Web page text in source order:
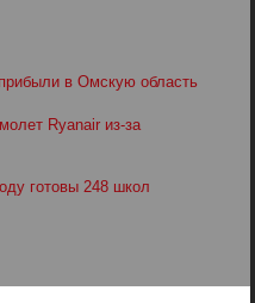
в Омскую область
Ryanair из-за
готовы 248 школ